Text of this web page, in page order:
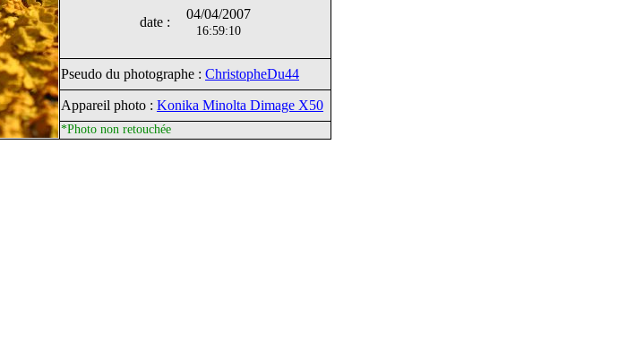
date :
04/04/2007
16:59:10
Pseudo du photographe : ChristopheDu44
Appareil photo : Konika Minolta Dimage X50
*Photo non retouchée